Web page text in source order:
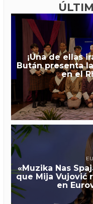
¡Una de ellas
Bután presenta
en el
«Muzika Nas
que Mija Vujović
en